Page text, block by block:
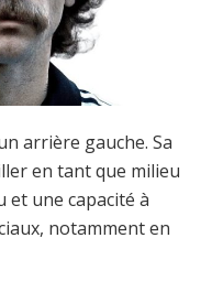
arrière gauche. Sa
en tant que milieu
et une capacité à
notamment en